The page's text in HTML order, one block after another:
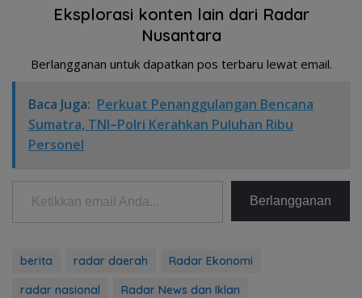
Eksplorasi konten lain dari Radar
Nusantara
Berlangganan untuk dapatkan pos terbaru lewat email.
Baca Juga: Perkuat Penanggulangan Bencana
Sumatra, TNI–Polri Kerahkan Puluhan Ribu
Personel
Ketikkan email Anda...
Berlangganan
berita radar daerah
Radar Ekonomi
radar nasional
Radar News dan Iklan